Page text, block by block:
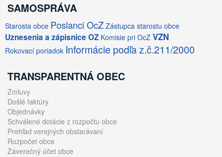
SAMOSPRÁVA
Starosta obce Poslanci OcZ Zástupca starostu obce
Uznesenia a zápisnice OZ Komisie pri OcZ VZN
Rokovací poriadok Informácie podľa z.č.211/2000
TRANSPARENTNÁ OBEC
Zmluvy
Došlé faktúry
Objednávky
Schválené dotácie z rozpočtu obce
Prehľad verejných obstarávaní
Rozpočet obce
Záverečný účet obce